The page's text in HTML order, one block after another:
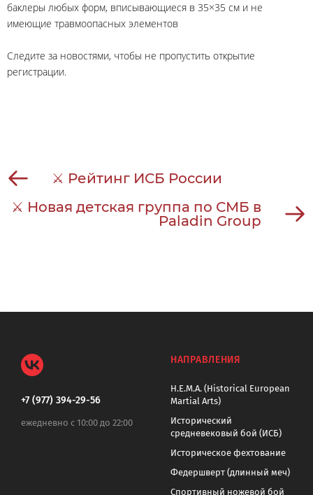
баклеры любых форм, вписывающиеся в 35×35 см и не
имеющие травмоопасных элементов
Следите за новостями, чтобы не пропустить открытие
регистрации.
⚔ Рейтинг ИСБ России
⚔ Новая детская группа по СМБ в
Paladin Group
+7 (977) 394-29-56
ежедневно с 10:00 до 22:00
НАПРАВЛЕНИЯ
H.E.M.A. (Historical European
Martial Arts)
Исторический
средневековый бой (ИСБ)
Историческое фехтование
Федершверт (длинный меч)
Спортивный ножевой бой